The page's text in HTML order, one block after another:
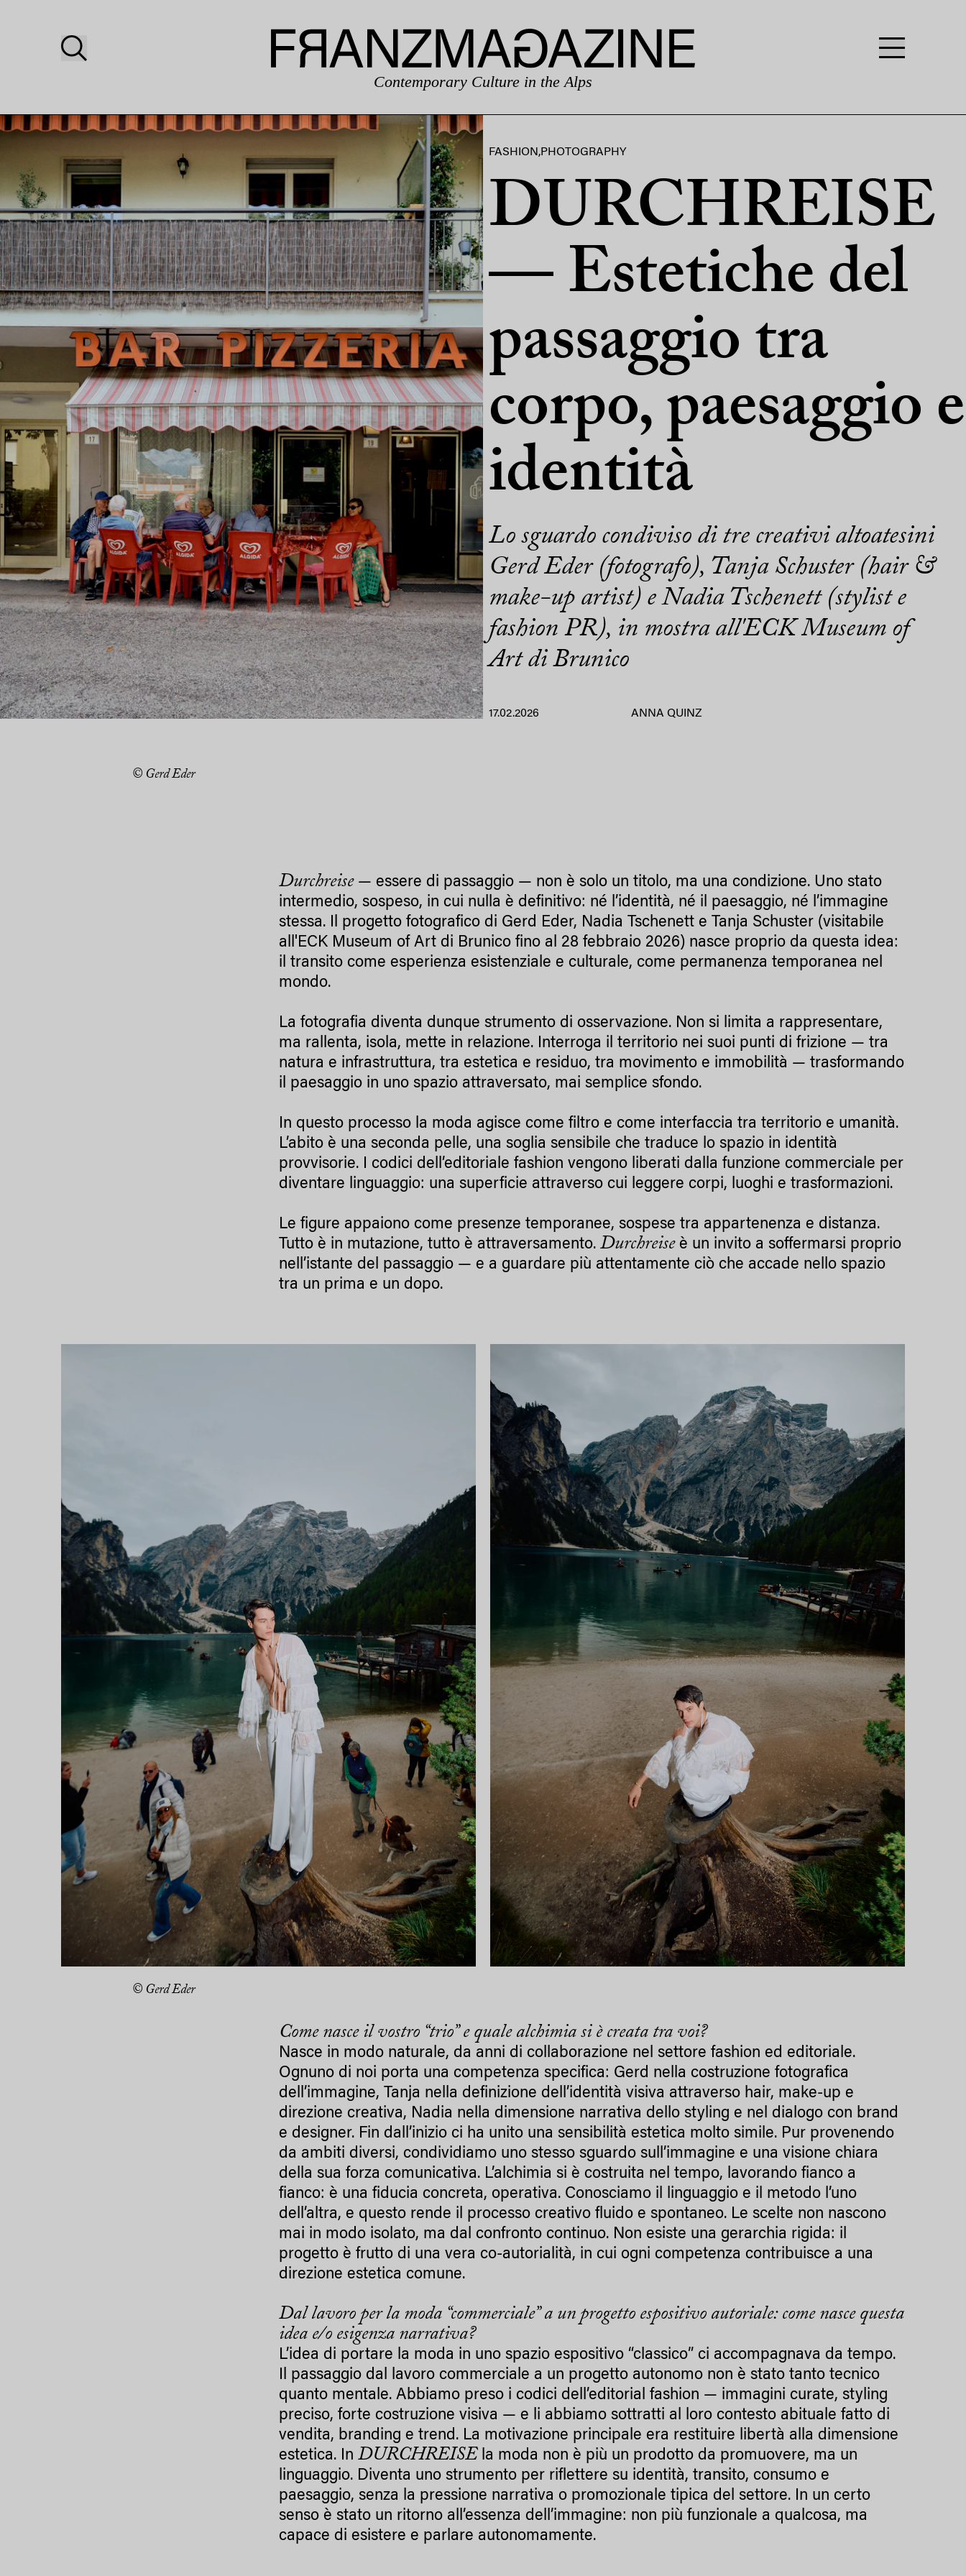
Contemporary Culture in the Alps
FASHION ,PHOTOGRAPHY
DURCHREISE
— Estetiche del
passaggio tra
corpo, paesaggio e
identità
Lo sguardo condiviso di tre creativi altoatesini
Gerd Eder (fotografo), Tanja Schuster (hair &
make-up artist) e Nadia Tschenett (stylist e
fashion PR), in mostra all'ECK Museum of
Art di Brunico
17.02.2026 ANNA QUINZ
© Gerd Eder
Durchreise— essere di passaggio — non è solo un titolo, ma una condizione. Uno stato
intermedio, sospeso, in cui nulla è definitivo: né l’identità, né il paesaggio, né l’immagine
stessa. Il progetto fotografico di Gerd Eder, Nadia Tschenett e Tanja Schuster (visitabile
all'ECK Museum of Art di Brunico fino al 28 febbraio 2026) nasce proprio da questa idea:
il transito come esperienza esistenziale e culturale, come permanenza temporanea nel
mondo.
La fotografia diventa dunque strumento di osservazione. Non si limita a rappresentare,
ma rallenta, isola, mette in relazione. Interroga il territorio nei suoi punti di frizione — tra
natura e infrastruttura, tra estetica e residuo, tra movimento e immobilità — trasformando
il paesaggio in uno spazio attraversato, mai semplice sfondo.
In questo processo la moda agisce come filtro e come interfaccia tra territorio e umanità.
L’abito è una seconda pelle, una soglia sensibile che traduce lo spazio in identità
provvisorie. I codici dell’editoriale fashion vengono liberati dalla funzione commerciale per
diventare linguaggio: una superficie attraverso cui leggere corpi, luoghi e trasformazioni.
Le figure appaiono come presenze temporanee, sospese tra appartenenza e distanza.
Tutto è in mutazione, tutto è attraversamento. Durchreiseè un invito a soffermarsi proprio
nell’istante del passaggio — e a guardare più attentamente ciò che accade nello spazio
tra un prima e un dopo.
© Gerd Eder
Come nasce il vostro “trio” e quale alchimia si è creata tra voi?
Nasce in modo naturale, da anni di collaborazione nel settore fashion ed editoriale.
Ognuno di noi porta una competenza specifica: Gerd nella costruzione fotografica
dell’immagine, Tanja nella definizione dell’identità visiva attraverso hair, make-up e
direzione creativa, Nadia nella dimensione narrativa dello styling e nel dialogo con brand
e designer. Fin dall’inizio ci ha unito una sensibilità estetica molto simile. Pur provenendo
da ambiti diversi, condividiamo uno stesso sguardo sull’immagine e una visione chiara
della sua forza comunicativa. L’alchimia si è costruita nel tempo, lavorando fianco a
fianco: è una fiducia concreta, operativa. Conosciamo il linguaggio e il metodo l’uno
dell’altra, e questo rende il processo creativo fluido e spontaneo. Le scelte non nascono
mai in modo isolato, ma dal confronto continuo. Non esiste una gerarchia rigida: il
progetto è frutto di una vera co-autorialità, in cui ogni competenza contribuisce a una
direzione estetica comune.
Dal lavoro per la moda “commerciale” a un progetto espositivo autoriale: come nasce questa
idea e/o esigenza narrativa?
L’idea di portare la moda in uno spazio espositivo “classico” ci accompagnava da tempo.
Il passaggio dal lavoro commerciale a un progetto autonomo non è stato tanto tecnico
quanto mentale. Abbiamo preso i codici dell’editorial fashion — immagini curate, styling
preciso, forte costruzione visiva — e li abbiamo sottratti al loro contesto abituale fatto di
vendita, branding e trend. La motivazione principale era restituire libertà alla dimensione
estetica. In DURCHREISE la moda non è più un prodotto da promuovere, ma un
linguaggio. Diventa uno strumento per riflettere su identità, transito, consumo e
paesaggio, senza la pressione narrativa o promozionale tipica del settore. In un certo
senso è stato un ritorno all’essenza dell’immagine: non più funzionale a qualcosa, ma
capace di esistere e parlare autonomamente.